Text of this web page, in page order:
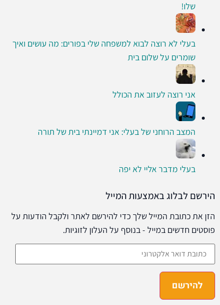
שלו!
בעלי לא רוצה לבוא למשפחה שלי בפורים: מה עושים ואיך
שומרים על שלום בית
אני רוצה לעזוב את הכולל
המצב הרוחני של בעלי: אני דמיינתי בית של תורה
בעלי מדבר אליי לא יפה
הירשם לבלוג באמצעות המייל
הזן את כתובת המייל שלך כדי להירשם לאתר ולקבל הודעות על
פוסטים חדשים במייל - בנוסף על העלון לזוגיות.
להירשם